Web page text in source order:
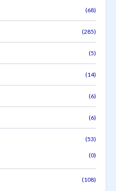
(68)
(285)
(5)
(14)
(6)
(6)
(53)
(0)
(108)